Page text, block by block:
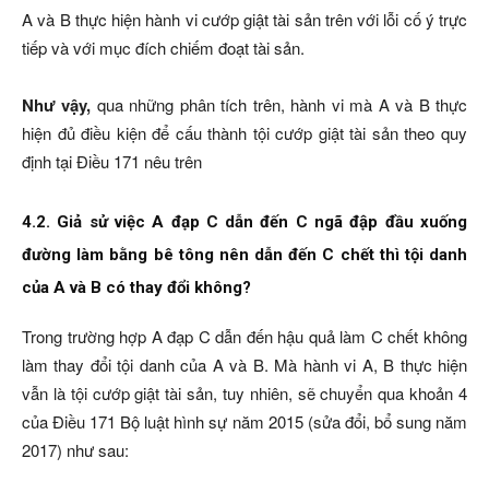
A và B thực hiện hành vi cướp giật tài sản trên với lỗi cố ý trực
tiếp và với mục đích chiếm đoạt tài sản.
Như vậy, qua những phân tích trên, hành vi mà A và B thực
hiện đủ điều kiện để cấu thành tội cướp giật tài sản theo quy
định tại Điều 171 nêu trên
4.2. Giả sử việc A đạp C dẫn đến C ngã đập đầu xuống
đường làm bằng bê tông nên dẫn đến C chết thì tội danh
của A và B có thay đổi không?
Trong trường hợp A đạp C dẫn đến hậu quả làm C chết không
làm thay đổi tội danh của A và B. Mà hành vi A, B thực hiện
vẫn là tội cướp giật tài sản, tuy nhiên, sẽ chuyển qua khoản 4
của Điều 171 Bộ luật hình sự năm 2015 (sửa đổi, bổ sung năm
2017) như sau: